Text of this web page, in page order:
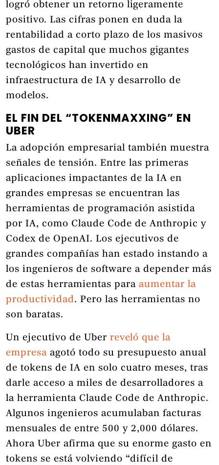
logró obtener un retorno ligeramente
positivo. Las cifras ponen en duda la
rentabilidad a corto plazo de los masivos
gastos de capital que muchos gigantes
tecnológicos han invertido en
infraestructura de IA y desarrollo de
modelos.
EL FIN DEL “TOKENMAXXING” EN
UBER
La adopción empresarial también muestra
señales de tensión. Entre las primeras
aplicaciones impactantes de la IA en
grandes empresas se encuentran las
herramientas de programación asistida
por IA, como Claude Code de Anthropic y
Codex de OpenAI. Los ejecutivos de
grandes compañías han estado instando a
los ingenieros de software a depender más
de estas herramientas para aumentar la
productividad. Pero las herramientas no
son baratas.
Un ejecutivo de Uber reveló que la
empresa agotó todo su presupuesto anual
de tokens de IA en solo cuatro meses, tras
darle acceso a miles de desarrolladores a
la herramienta Claude Code de Anthropic.
Algunos ingenieros acumulaban facturas
mensuales de entre 500 y 2,000 dólares.
Ahora Uber afirma que su enorme gasto en
tokens se está volviendo “difícil de